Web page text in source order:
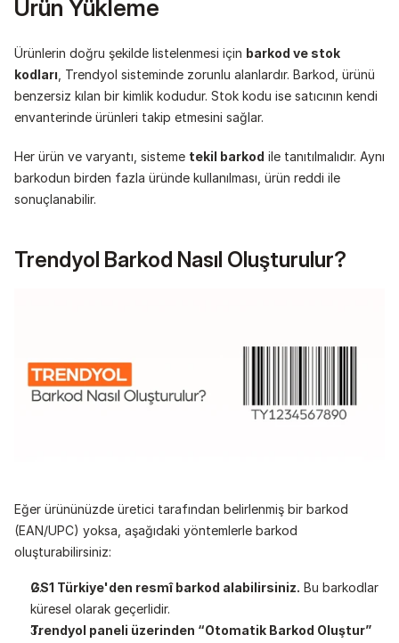
Ürün Yükleme
Ürünlerin doğru şekilde listelenmesi için barkod ve stok
kodları , Trendyol sisteminde zorunlu alanlardır. Barkod, ürünü
benzersiz kılan bir kimlik kodudur. Stok kodu ise satıcının kendi
envanterinde ürünleri takip etmesini sağlar.
Her ürün ve varyantı, sisteme tekil barkod ile tanıtılmalıdır. Aynı
barkodun birden fazla üründe kullanılması, ürün reddi ile
sonuçlanabilir.
Trendyol Barkod Nasıl Oluşturulur?
Eğer ürününüzde üretici tarafından belirlenmiş bir barkod
(EAN/UPC) yoksa, aşağıdaki yöntemlerle barkod
oluşturabilirsiniz:
GS1 Türkiye'den resmî barkod alabilirsiniz. Bu barkodlar
küresel olarak geçerlidir.
Trendyol paneli üzerinden “Otomatik Barkod Oluştur”